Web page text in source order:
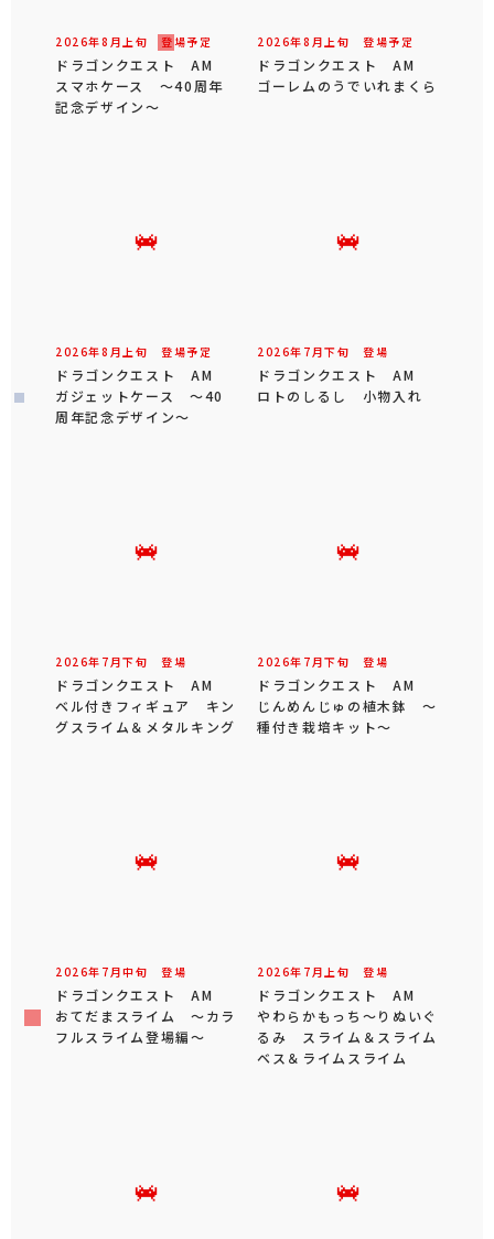
2026年8 月 上旬 登場予定
ドラゴンクエスト AM
スマホケース ～40周年
記念デザイン～
2026年8 月 上旬 登場予定
ドラゴンクエスト AM
ゴーレムのうでいれまくら
2026年8 月 上旬 登場予定
ドラゴンクエスト AM
ガジェットケース ～40
周年記念デザイン～
2026年 7 月下旬 登場
ドラゴンクエスト AM
ロトのしるし 小物入れ
2026年 7 月下旬 登場
ドラゴンクエスト AM
ベル付きフィギュア キン
グスライム＆メタルキング
2026年 7 月下旬 登場
ドラゴンクエスト AM
じんめんじゅの植木鉢 ～
種付き栽培キット～
2026年 7 月中旬 登場
ドラゴンクエスト AM
おてだまスライム ～カラ
フルスライム登場編～
2026年 7 月 上旬 登場
ドラゴンクエスト AM
やわらかもっち～りぬいぐ
るみ スライム＆スライム
ベス＆ライムスライム